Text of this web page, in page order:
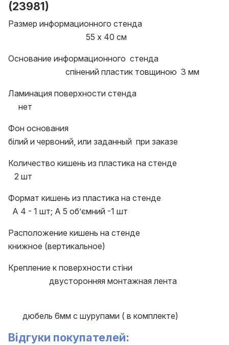
(23981)
Размер информационного стенда
55 х 40 см
Основание информационного стенда
спінений пластик товщиною 3 мм
Ламинация поверхности стенда
нет
Фон основания
білий и червоний, или заданный при заказе
Количество кишень из пластика на стенде
2 шт
Формат кишень из пластика на стенде
А 4 - 1 шт; А 5 обʼємний -1 шт
Расположение кишень на стенде
книжное (вертикальное)
Крепление к поверхности стіни
двусторонняя монтажная лента
дюбель 6мм с шурупами ( в комплекте)
Відгуки покупателей: